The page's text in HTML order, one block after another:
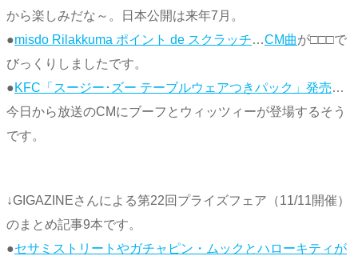
から楽しみだな～。日本公開は来年7月。
●misdo Rilakkuma ポイント de スクラッチ…CM曲が□□□で
びっくりしましたです。
●KFC「スージー･ズー テーブルウェアつきパック」発売…
今日から放送のCMにブーフとウィッツィーが登場するそう
です。
↓GIGAZINEさんによる第22回プライズフェア（11/11開催）
のまとめ記事9本です。
●セサミストリートやガチャピン・ムックとハローキティが